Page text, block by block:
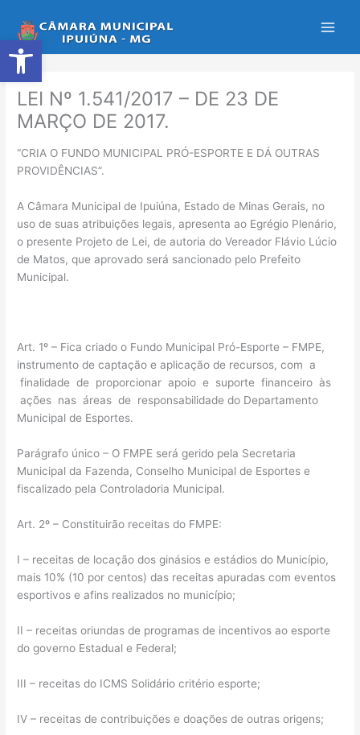
Abrir a barra de ferramentas
para
o
conteúdo
LEI Nº 1.541/2017 – DE 23 DE
MARÇO DE 2017.
“CRIA O FUNDO MUNICIPAL PRÓ-ESPORTE E DÁ OUTRAS
PROVIDÊNCIAS”.
A Câmara Municipal de Ipuiúna, Estado de Minas Gerais, no
uso de suas atribuições legais, apresenta ao Egrégio Plenário,
o presente Projeto de Lei, de autoria do Vereador Flávio Lúcio
de Matos, que aprovado será sancionado pelo Prefeito
Municipal.
Art. 1º – Fica criado o Fundo Municipal Pró-Esporte – FMPE,
instrumento de captação e aplicação de recursos, com a
finalidade de proporcionar apoio e suporte financeiro às
ações nas áreas de responsabilidade do Departamento
Municipal de Esportes.
Parágrafo único – O FMPE será gerido pela Secretaria
Municipal da Fazenda, Conselho Municipal de Esportes e
fiscalizado pela Controladoria Municipal.
Art. 2º – Constituirão receitas do FMPE:
I – receitas de locação dos ginásios e estádios do Município,
mais 10% (10 por centos) das receitas apuradas com eventos
esportivos e afins realizados no município;
II – receitas oriundas de programas de incentivos ao esporte
do governo Estadual e Federal;
III – receitas do ICMS Solidário critério esporte;
IV – receitas de contribuições e doações de outras origens;